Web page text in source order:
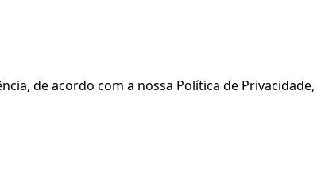
de acordo com a nossa Política de Privacidade,